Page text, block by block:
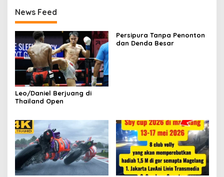
News Feed
Leo/Daniel Berjuang di
Thailand Open
Persipura Tanpa Penonton
dan Denda Besar